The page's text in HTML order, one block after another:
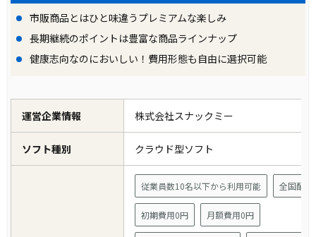
市販商品とはひと味違うプレミアムな楽しみ
長期継続のポイントは豊富な商品ラインナップ
健康志向なのにおいしい！費用形態も自由に選択可能
運営企業情報 株式会社スナックミー
ソフト種別 クラウド型ソフト
従業員数10名以下から利用可能 全国配送
初期費用0円 月額費用0円